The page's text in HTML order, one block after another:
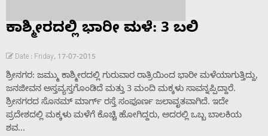
ಕಾಶ್ಮೀರದಲ್ಲಿ ಭಾರೀ ಮಳೆ: 3 ಬಲಿ
Date : Friday, 17-07-2015
ಶ್ರೀನಗರ: ಜಮ್ಮು ಕಾಶ್ಮೀರದಲ್ಲಿ ಗುರುವಾರ ರಾತ್ರಿಯಿಂದ ಭಾರೀ ಮಳೆಯಾಗುತ್ತಿದ್ದು,
ಜನಜೀವನ ಅಸ್ತವ್ಯಸ್ತಗೊಂಡಿದೆ ಮತ್ತು 3 ಮಂದಿ ಮಕ್ಕಳು ಸಾವನ್ನಪ್ಪಿದ್ದಾರೆ.
ಶ್ರೀನಗರದ ಸೊನಮ್‌ ಮಾರ್ಗ್ ರಸ್ತೆ ಸಂಪೂರ್ಣ ಜಲಾವೃತವಾಗಿದೆ. ಇದೇ
ಪ್ರದೇಶದಲ್ಲಿ ಮಕ್ಕಳು ಮಳೆಗೆ ಕೊಚ್ಚಿ ಹೋಗಿದ್ದರು, ಅದರಲ್ಲಿ ಒಬ್ಬ ಬಾಲಕಿಯ
ಶವ...